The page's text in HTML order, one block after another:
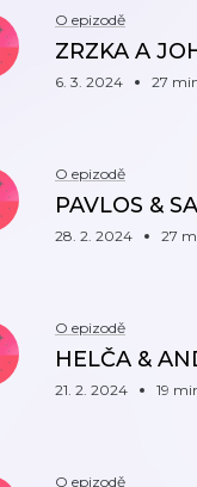
O epizodě
ZRZKA A
6. 3. 2024 27
O epizodě
PAVLOS &
28. 2. 2024 27
O epizodě
HELČA &
21. 2. 2024 19
O epizodě